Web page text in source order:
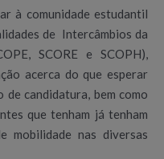
à comunidade estudantil
de Intercâmbios da
SCORE e SCOPH),
acerca do que esperar
de candidatura, bem como
que tenham já tenham
mobilidade nas diversas